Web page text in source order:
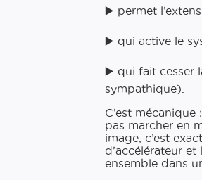
▶️ permet
▶️ qui active le
▶️ qui fait cesser
sympathique).
C’est
pas marcher en
image, c’est
d’accélérateur
ensemble dans